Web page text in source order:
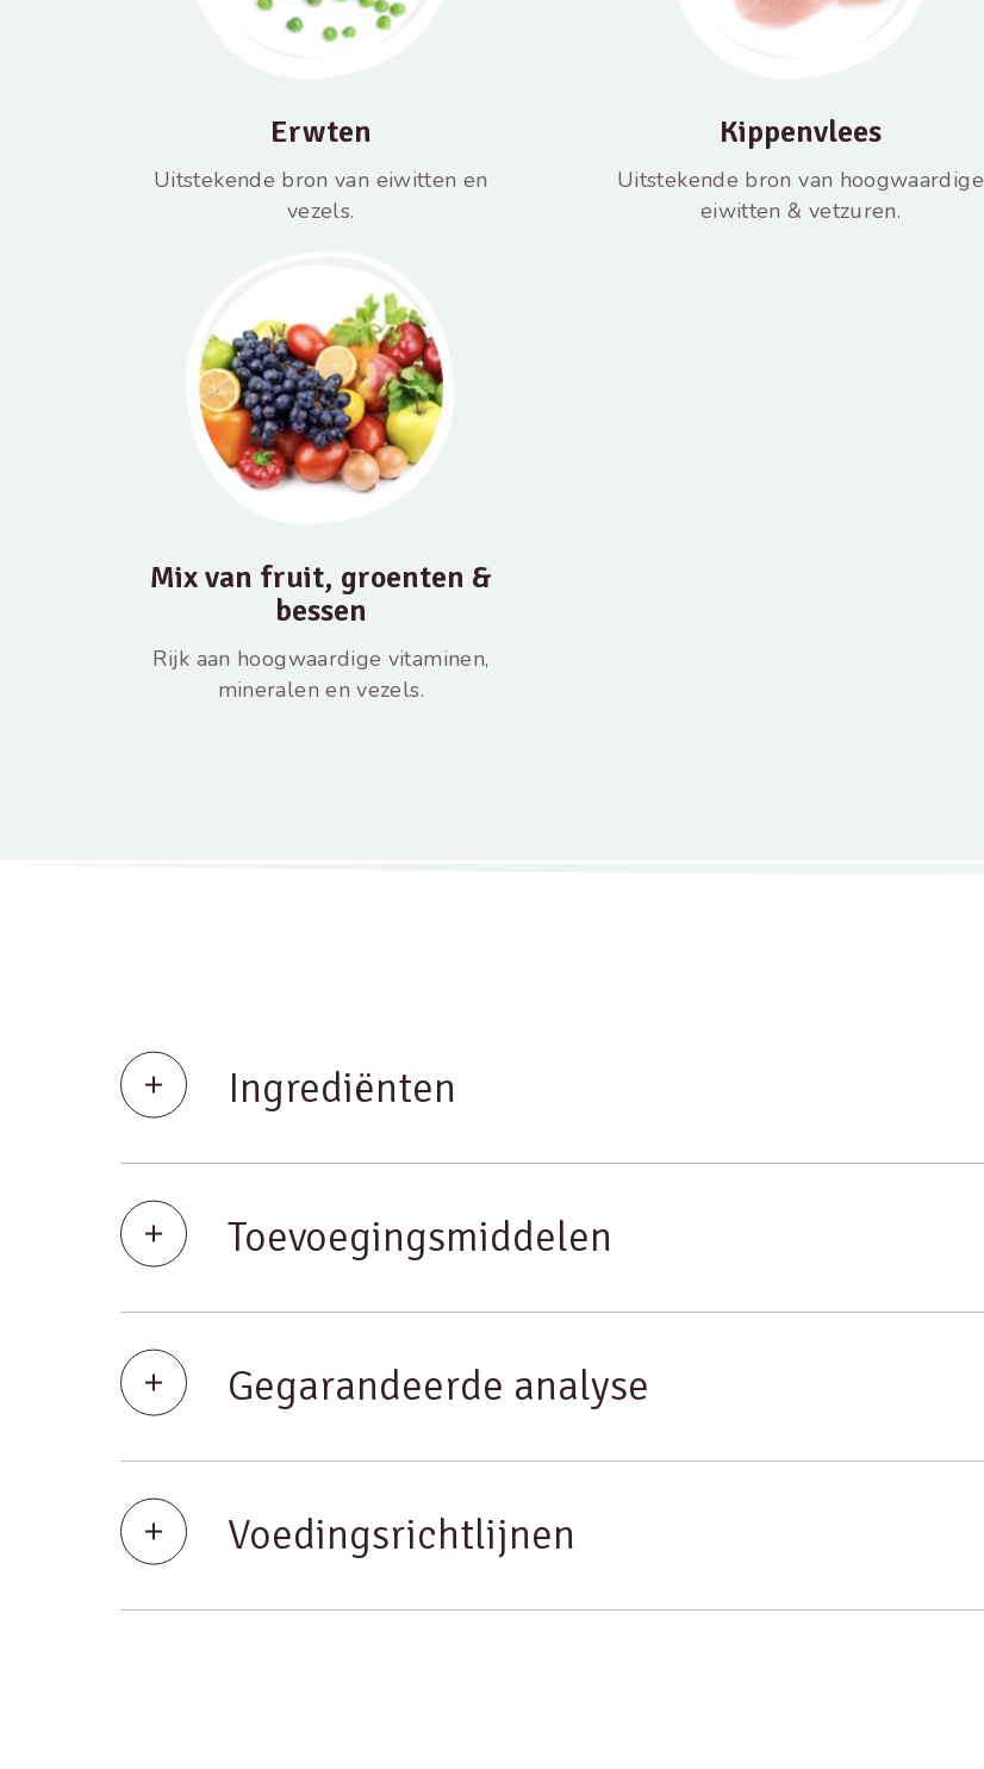
Erwten
Uitstekende bron van eiwitten en
vezels.
Kippenvlees
Uitstekende bron van hoogwaardige
eiwitten & vetzuren.
Mix van fruit, groenten &
bessen
Rijk aan hoogwaardige vitaminen,
mineralen en vezels.
Ingrediënten
Toevoegingsmiddelen
Gegarandeerde analyse
Voedingsrichtlijnen